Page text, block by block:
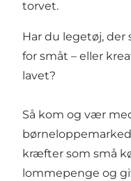
torvet.
Har du legetøj, der
for småt – eller
lavet?
Så kom og vær
kræfter som små
lommepenge og